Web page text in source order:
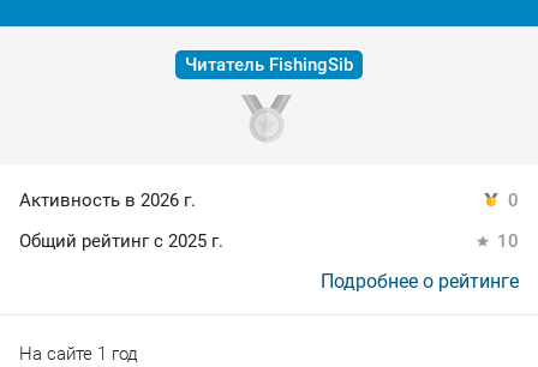
Читатель FishingSib
Активность в 2026 г.
0
Общий рейтинг с 2025 г.
10
Подробнее о рейтинге
На сайте 1 год